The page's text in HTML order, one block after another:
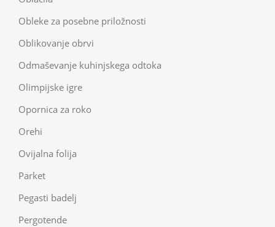
Obleke za posebne priložnosti
Oblikovanje obrvi
Odmaševanje kuhinjskega odtoka
Olimpijske igre
Opornica za roko
Orehi
Ovijalna folija
Parket
Pegasti badelj
Pergotende